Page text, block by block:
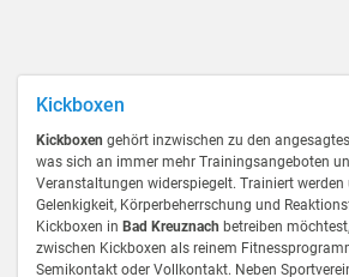
Kickboxen
Kickboxen gehört inzwischen zu den
was sich an immer mehr Trainingsangeboten
Veranstaltungen widerspiegelt. Trainiert werden
Gelenkigkeit, Körperbeherrschung und
Kickboxen in Bad Kreuznach betreiben
zwischen Kickboxen als reinem
Semikontakt oder Vollkontakt. Neben